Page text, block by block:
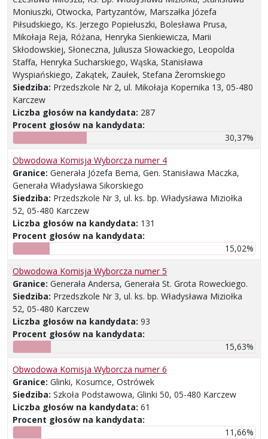
Moniuszki, Otwocka, Partyzantów, Marszałka Józefa
Piłsudskiego, Ks. Jerzego Popiełuszki, Bolesława Prusa,
Mikołaja Reja, Różana, Henryka Sienkiewicza, Marii
Skłodowskiej, Słoneczna, Juliusza Słowackiego, Leopolda
Staffa, Henryka Sucharskiego, Wąska, Stanisława
Wyspiańskiego, Zakątek, Zaułek, Stefana Żeromskiego
Siedziba: Przedszkole Nr 2, ul. Mikołaja Kopernika 13, 05-480
Karczew
Liczba głosów na kandydata: 287
Procent głosów na kandydata:
30,37%
Obwodowa Komisja Wyborcza numer 4
Granice: Generała Józefa Bema, Gen. Stanisława Maczka,
Generała Władysława Sikorskiego
Siedziba: Przedszkole Nr 3, ul. ks. bp. Władysława Miziołka
52, 05-480 Karczew
Liczba głosów na kandydata: 131
Procent głosów na kandydata:
15,02%
Obwodowa Komisja Wyborcza numer 5
Granice: Generała Andersa, Generała St. Grota Roweckiego.
Siedziba: Przedszkole Nr 3, ul. ks. bp. Władysława Miziołka
52, 05-480 Karczew
Liczba głosów na kandydata: 93
Procent głosów na kandydata:
15,63%
Obwodowa Komisja Wyborcza numer 6
Granice: Glinki, Kosumce, Ostrówek
Siedziba: Szkoła Podstawowa, Glinki 50, 05-480 Karczew
Liczba głosów na kandydata: 61
Procent głosów na kandydata:
11,66%